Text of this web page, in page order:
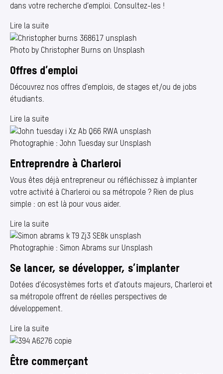
dans votre recherche d’emploi. Consultez-les !
Lire la suite
Photo by Christopher Burns on Unsplash
Offres d’emploi
Découvrez nos offres d’emplois, de stages et/​ou de jobs
étudiants.
Lire la suite
Photographie : John Tuesday sur Unsplash
Entreprendre à Charleroi
Vous êtes déjà entrepreneur ou réfléchissez à implanter
votre activité à Charleroi ou sa métropole ? Rien de plus
simple : on est là pour vous aider.
Lire la suite
Photographie : Simon Abrams sur Unsplash
Se lancer, se développer, s’implanter
Dotées d’écosystèmes forts et d’atouts majeurs, Charleroi et
sa métropole offrent de réelles perspectives de
développement.
Lire la suite
Être commerçant